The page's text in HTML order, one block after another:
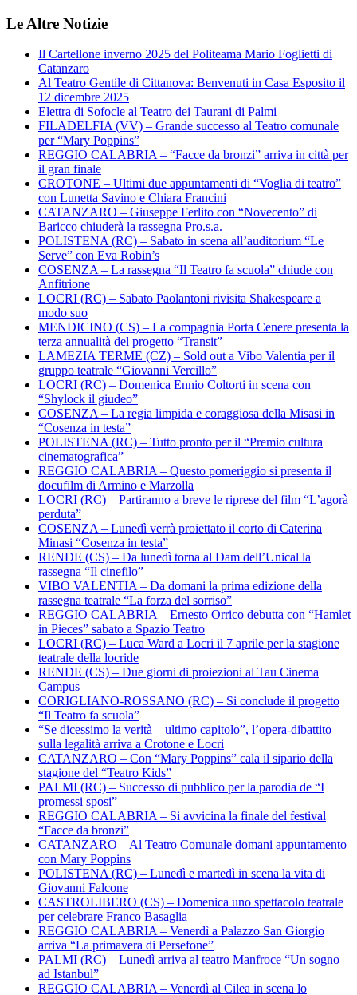
Le Altre Notizie
Il Cartellone inverno 2025 del Politeama Mario Foglietti di
Catanzaro
Al Teatro Gentile di Cittanova: Benvenuti in Casa Esposito il
12 dicembre 2025
Elettra di Sofocle al Teatro dei Taurani di Palmi
FILADELFIA (VV) – Grande successo al Teatro comunale
per “Mary Poppins”
REGGIO CALABRIA – “Facce da bronzi” arriva in città per
il gran finale
CROTONE – Ultimi due appuntamenti di “Voglia di teatro”
con Lunetta Savino e Chiara Francini
CATANZARO – Giuseppe Ferlito con “Novecento” di
Baricco chiuderà la rassegna Pro.s.a.
POLISTENA (RC) – Sabato in scena all’auditorium “Le
Serve” con Eva Robin’s
COSENZA – La rassegna “Il Teatro fa scuola” chiude con
Anfitrione
LOCRI (RC) – Sabato Paolantoni rivisita Shakespeare a
modo suo
MENDICINO (CS) – La compagnia Porta Cenere presenta la
terza annualità del progetto “Transit”
LAMEZIA TERME (CZ) – Sold out a Vibo Valentia per il
gruppo teatrale “Giovanni Vercillo”
LOCRI (RC) – Domenica Ennio Coltorti in scena con
“Shylock il giudeo”
COSENZA – La regia limpida e coraggiosa della Misasi in
“Cosenza in testa”
POLISTENA (RC) – Tutto pronto per il “Premio cultura
cinematografica”
REGGIO CALABRIA – Questo pomeriggio si presenta il
docufilm di Armino e Marzolla
LOCRI (RC) – Partiranno a breve le riprese del film “L’agorà
perduta”
COSENZA – Lunedì verrà proiettato il corto di Caterina
Minasi “Cosenza in testa”
RENDE (CS) – Da lunedì torna al Dam dell’Unical la
rassegna “Il cinefilo”
VIBO VALENTIA – Da domani la prima edizione della
rassegna teatrale “La forza del sorriso”
REGGIO CALABRIA – Ernesto Orrico debutta con “Hamlet
in Pieces” sabato a Spazio Teatro
LOCRI (RC) – Luca Ward a Locri il 7 aprile per la stagione
teatrale della locride
RENDE (CS) – Due giorni di proiezioni al Tau Cinema
Campus
CORIGLIANO-ROSSANO (RC) – Si conclude il progetto
“Il Teatro fa scuola”
“Se dicessimo la verità – ultimo capitolo”, l’opera-dibattito
sulla legalità arriva a Crotone e Locri
CATANZARO – Con “Mary Poppins” cala il sipario della
stagione del “Teatro Kids”
PALMI (RC) – Successo di pubblico per la parodia de “I
promessi sposi”
REGGIO CALABRIA – Si avvicina la finale del festival
“Facce da bronzi”
CATANZARO – Al Teatro Comunale domani appuntamento
con Mary Poppins
POLISTENA (RC) – Lunedì e martedì in scena la vita di
Giovanni Falcone
CASTROLIBERO (CS) – Domenica uno spettacolo teatrale
per celebrare Franco Basaglia
REGGIO CALABRIA – Venerdì a Palazzo San Giorgio
arriva “La primavera di Persefone”
PALMI (RC) – Lunedì arriva al teatro Manfroce “Un sogno
ad Istanbul”
REGGIO CALABRIA – Venerdì al Cilea in scena lo